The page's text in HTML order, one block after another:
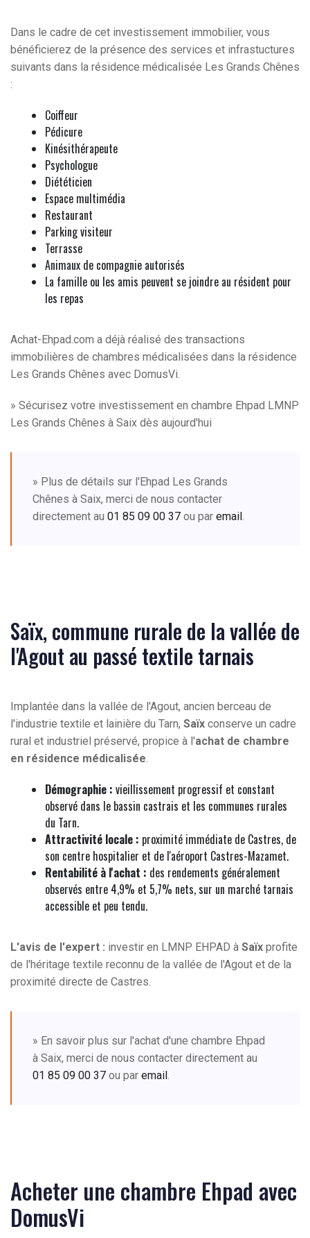
Dans le cadre de cet investissement immobilier, vous
bénéficierez de la présence des services et infrastuctures
suivants dans la résidence médicalisée Les Grands Chênes
:
Coiffeur
Pédicure
Kinésithérapeute
Psychologue
Diététicien
Espace multimédia
Restaurant
Parking visiteur
Terrasse
Animaux de compagnie autorisés
La famille ou les amis peuvent se joindre au résident pour
les repas
Achat-Ehpad.com a déjà réalisé des transactions
immobilières de chambres médicalisées dans la résidence
Les Grands Chênes avec DomusVi.
» Sécurisez votre investissement en chambre Ehpad LMNP
Les Grands Chênes à Saix dès aujourd'hui
» Plus de détails sur l'Ehpad Les Grands
Chênes à Saix, merci de nous contacter
directement au 01 85 09 00 37 ou par email.
Saïx, commune rurale de la vallée de
l'Agout au passé textile tarnais
Implantée dans la vallée de l'Agout, ancien berceau de
l'industrie textile et lainière du Tarn, Saïx conserve un cadre
rural et industriel préservé, propice à l'achat de chambre
en résidence médicalisée.
Démographie : vieillissement progressif et constant
observé dans le bassin castrais et les communes rurales
du Tarn.
Attractivité locale : proximité immédiate de Castres, de
son centre hospitalier et de l'aéroport Castres-Mazamet.
Rentabilité à l'achat : des rendements généralement
observés entre 4,9% et 5,7% nets, sur un marché tarnais
accessible et peu tendu.
L'avis de l'expert : investir en LMNP EHPAD à Saïx profite
de l'héritage textile reconnu de la vallée de l'Agout et de la
proximité directe de Castres.
» En savoir plus sur l'achat d'une chambre Ehpad
à Saix, merci de nous contacter directement au
01 85 09 00 37 ou par email.
Acheter une chambre Ehpad avec
DomusVi